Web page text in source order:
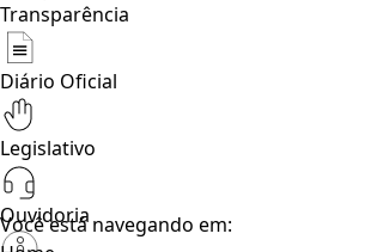
Transparência
Diário Oficial
Legislativo
Ouvidoria
Você está navegando em: